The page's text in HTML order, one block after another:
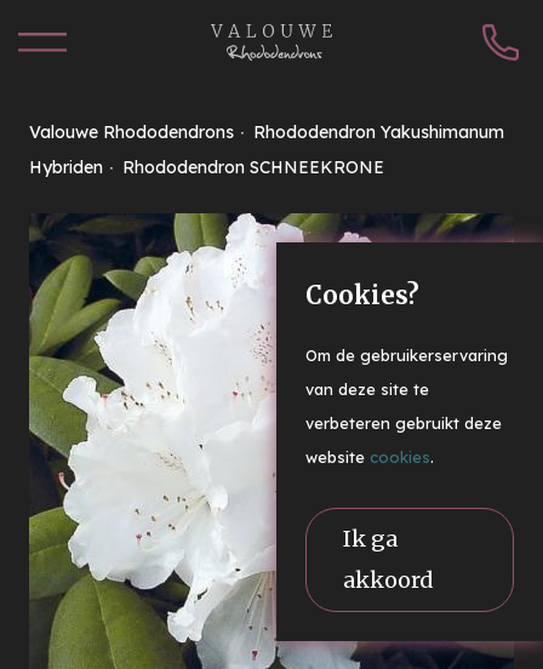
Valouwe Rhododendrons
Rhododendron Yakushimanum
Hybriden
Rhododendron SCHNEEKRONE
Cookies?
Om de gebruikerservaring
van deze site te
verbeteren gebruikt deze
website cookies.
Ik ga
akkoord